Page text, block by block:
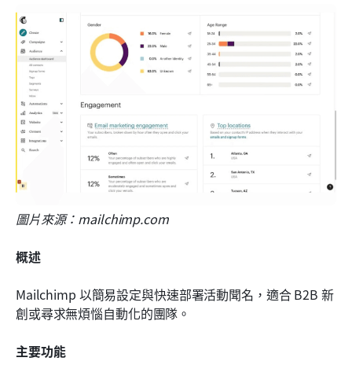
圖片來源：mailchimp.com
概述
Mailchimp 以簡易設定與快速部署活動聞名，適合 B2B 新
創或尋求無煩惱自動化的團隊。
主要功能